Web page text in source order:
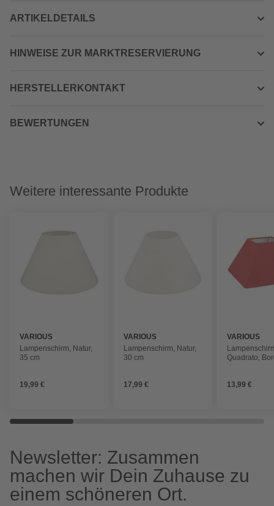
ARTIKELDETAILS
HINWEISE ZUR MARKTRESERVIERUNG
HERSTELLERKONTAKT
BEWERTUNGEN
Weitere interessante Produkte
VARIOUS
Lampenschirm, Natur,
35 cm
19,99 €
VARIOUS
Lampenschirm, Natur,
30 cm
17,99 €
VARIOUS
Quadrato,
13,99 €
Newsletter: Zusammen
machen wir Dein Zuhause zu
einem schöneren Ort.